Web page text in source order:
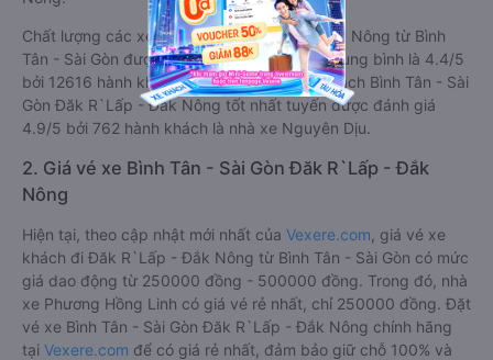
Chất lượng các xe khách đi Đăk R`Lấp - Đắk Nông từ Bình
Tân - Sài Gòn được đánh giá 4.4, với điểm trung bình là 4.4/5
bởi 12616 hành khách. Trong đó hãng xe khách Bình Tân - Sài
Gòn Đăk R`Lấp - Đắk Nông tốt nhất tuyến được đánh giá
4.9/5 bởi 762 hành khách là nhà xe Nguyên Dịu.
2. Giá vé xe Bình Tân - Sài Gòn Đăk R`Lấp - Đắk
Nông
Hiện tại, theo cập nhật mới nhất của Vexere.com , giá vé xe
khách đi Đăk R`Lấp - Đắk Nông từ Bình Tân - Sài Gòn có mức
giá dao động từ 250000 đồng - 500000 đồng. Trong đó, nhà
xe Phương Hồng Linh có giá vé rẻ nhất, chỉ 250000 đồng. Đặt
vé xe Bình Tân - Sài Gòn Đăk R`Lấp - Đắk Nông chính hãng
tại Vexere.com để có giá rẻ nhất, đảm bảo giữ chỗ 100% và